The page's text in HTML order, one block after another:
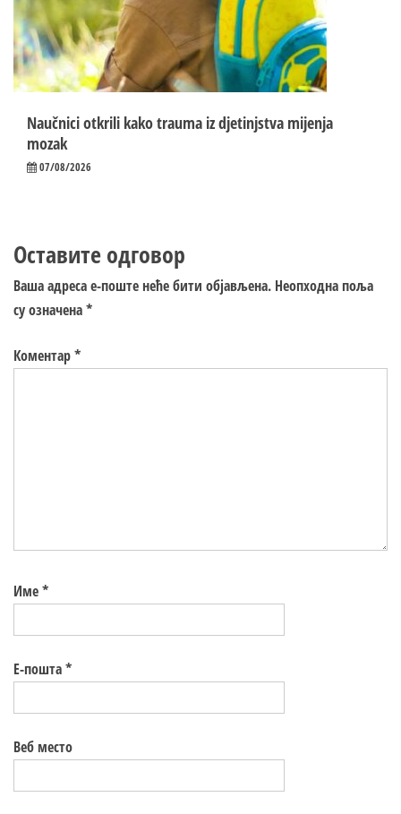
Naučnici otkrili kako trauma iz d‌jetinjstva mijenja
mozak
07/08/2026
Оставите одговор
Ваша адреса е-поште неће бити објављена. Неопходна поља
су означена*
Коментар*
Име*
Е-пошта*
Веб место